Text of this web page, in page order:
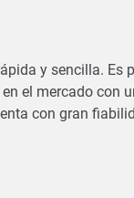
y sencilla. Es
el mercado con
con gran